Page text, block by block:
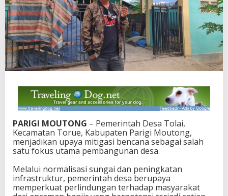
e
n
c
a
n
a
,
D
s
a
T
l
a
i
F
k
u
s
PARIGI MOUTONG – Pemerintah Desa Tolai,
Kecamatan Torue, Kabupaten Parigi Moutong,
menjadikan upaya mitigasi bencana sebagai salah
satu fokus utama pembangunan desa.
Melalui normalisasi sungai dan peningkatan
infrastruktur, pemerintah desa berupaya
memperkuat perlindungan terhadap masyarakat